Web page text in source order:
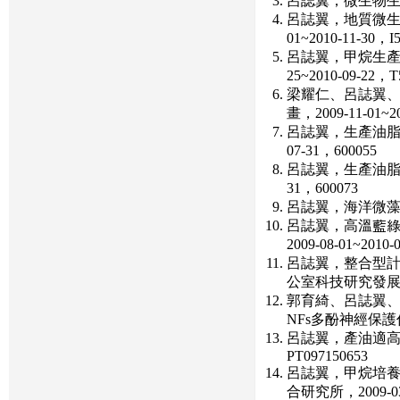
呂誌翼，地質微
01~2010-11-30，
呂誌翼，甲烷生
25~2010-09-22，
梁耀仁、呂誌翼
畫，2009-11-
呂誌翼，生產油
07-31，600055
呂誌翼，生產油
31，600073
呂誌翼，海洋微
呂誌翼，高溫藍
2009-08-01~2010-
呂誌翼，整合型
公室科技研究發展
郭育綺、呂誌翼
NFs多酚神經保護
呂誌翼，產油適
PT097150653
呂誌翼，甲烷培
合研究所，2009-